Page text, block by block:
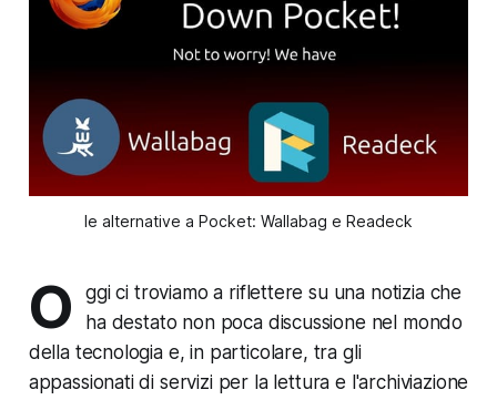
le alternative a Pocket: Wallabag e Readeck
O
ggi ci troviamo a riflettere su una notizia che
ha destato non poca discussione nel mondo
della tecnologia e, in particolare, tra gli
appassionati di servizi per la lettura e l'archiviazione